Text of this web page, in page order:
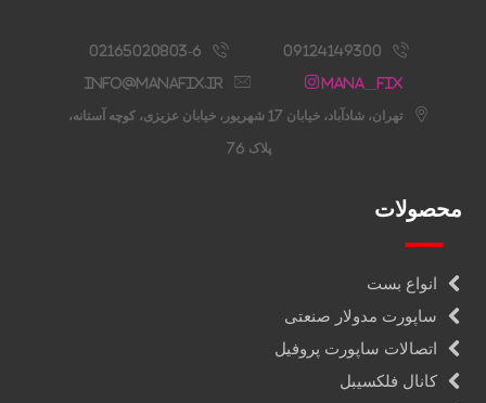
09124149300
02165020803-6
Mana__fix
info@manafix.ir
تهران، شادآباد، خیابان 17 شهریور، خیابان عزیزی، کوچه آستانه،
پلاک 76
محصولات
انواع بست
ساپورت مدولار صنعتی
اتصالات ساپورت پروفیل
کانال فلکسیبل